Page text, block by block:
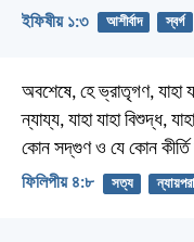
ইফিষীয় ১:৩ আশীর্বাদ স্বর্গ
অবশেষে, হে ভ্রাতৃগণ, যাহা
ন্যায্য, যাহা যাহা বিশুদ্ধ,
কোন সদ্‌গুণ ও যে কোন
ফিলিপীয় ৪:৮ সত্য